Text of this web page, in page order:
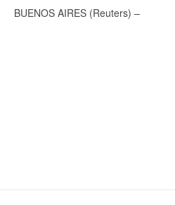
BUENOS AIRES (Reuters) –